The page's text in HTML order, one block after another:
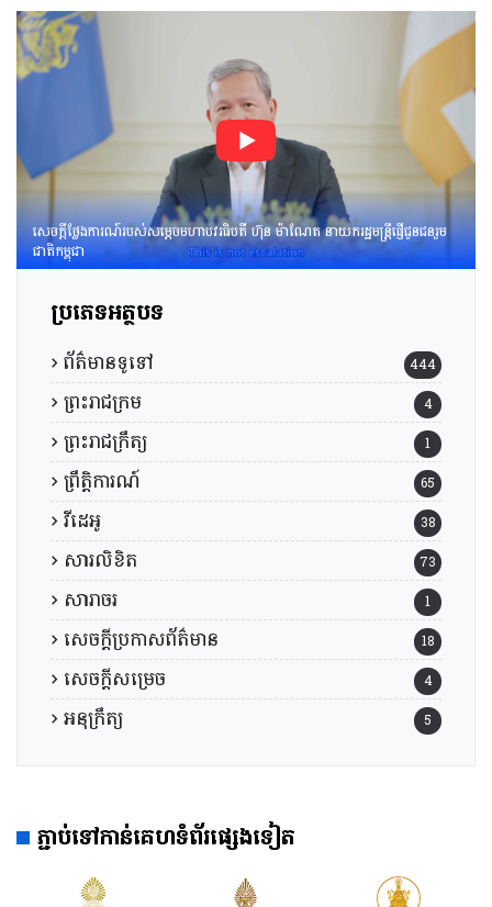
ប្រធានក្រុមទី២នៃក្រុមប្រឹក្សាអ្នក
ច្បាប់ និងឯកឧត្ដម នៅ ប៉ោនន័រ
អនុប្រធាននិងជាប្រធាន
ក្រុមទី១នៃក្រុមប្រឹក្សាសេដ្ឋកិច្ច
សង្គមកិច្ច និងវប្បធម៌ ដើម្បីពិនិត្យ
និងពិភាក្សាលើ​«សេចក្ដីព្រាង
អនុក្រឹត្យស្ដីពី​ការគ្រប់គ្រង
អាកាសយានគ្មាន
មនុស្សបើក(ដ្រូន)»។
សេចក្តីថ្លែងការណ៍របស់សម្តេចមហាបវរធិបតី ហ៊ុន ម៉ាណែត នាយករដ្ឋមន្រ្តីផ្ញើជូនជនរួម
ជាតិកម្ពុជា
ប្រភេទអត្ថបទ
ព័ត៌មានទូទៅ 444
ព្រះរាជក្រម 4
ព្រះរាជក្រឹត្យ 1
ព្រឹត្តិការណ៍ 65
វីដេអូ 38
សារលិខិត 73
សារាចរ 1
សេចក្តីប្រកាសព័ត៌មាន 18
សេចក្តីសម្រេច 4
អនុក្រឹត្យ 5
ភ្ជាប់ទៅកាន់គេហទំព័រផ្សេងទៀត